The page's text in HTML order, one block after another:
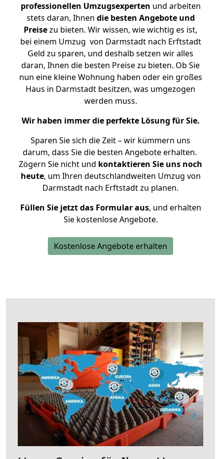
professionellen Umzugsexperten und arbeiten
stets daran, Ihnen die besten Angebote und
Preisezu bieten. Wir wissen, wie wichtig es ist,
bei einem Umzug von Darmstadt nach Erftstadt
Geld zu sparen, und deshalb setzen wir alles
daran, Ihnen die besten Preise zu bieten. Ob Sie
nun eine kleine Wohnung haben oder ein großes
Haus in Darmstadt besitzen, was umgezogen
werden muss.
Wir haben immer die perfekte Lösung für Sie.
Sparen Sie sich die Zeit – wir kümmern uns
darum, dass Sie die besten Angebote erhalten.
Zögern Sie nicht und kontaktieren Sie uns noch
heute, um Ihren deutschlandweiten Umzug von
Darmstadt nach Erftstadt zu planen.
Füllen Sie jetzt das Formular aus, und erhalten
Sie kostenlose Angebote.
Kostenlose Angebote erhalten